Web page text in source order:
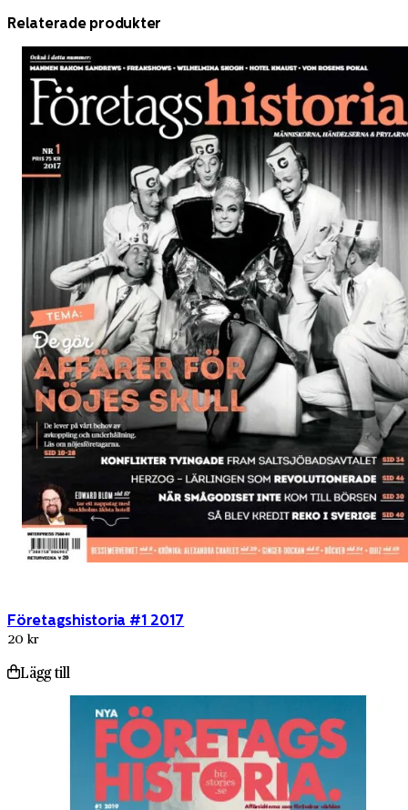
Relaterade produkter
Företagshistoria #1 2017
20 kr
Lägg till